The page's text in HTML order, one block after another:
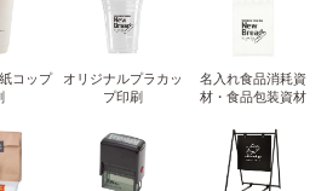
コップ
オリジナルプラカッ
プ印刷
名入れ食品消耗資
材・食品包装資材